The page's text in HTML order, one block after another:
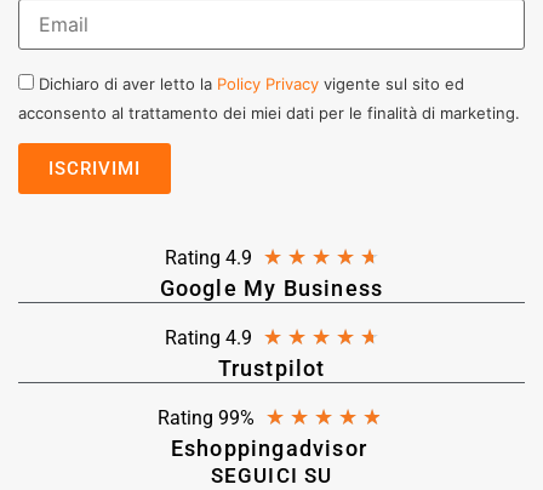
Dichiaro di aver letto la Policy Privacy vigente sul sito ed
acconsento al trattamento dei miei dati per le finalità di marketing.
Rating 4.9 ★ ★ ★ ★ ★
Google My Business
Rating 4.9 ★ ★ ★ ★ ★
Trustpilot
Rating 99% ★ ★ ★ ★ ★
Eshoppingadvisor
SEGUICI SU